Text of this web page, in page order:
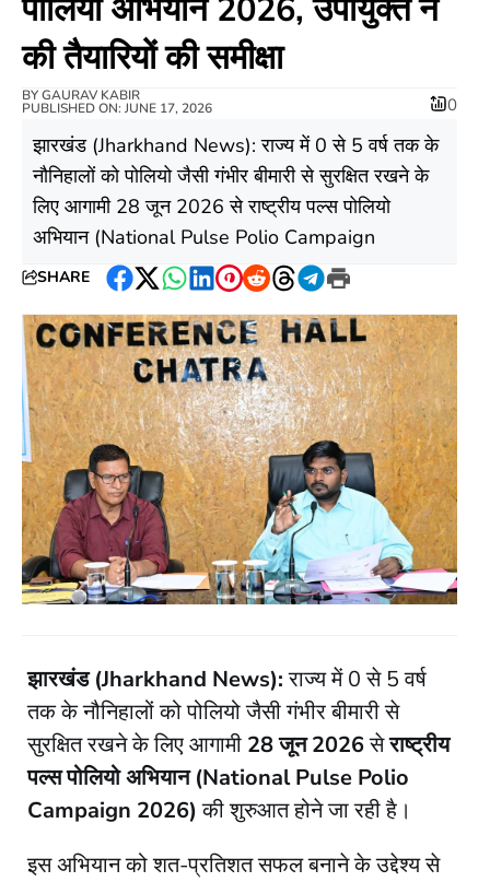
पोलियो अभियान 2026, उपायुक्त ने
की तैयारियों की समीक्षा
BYGAURAV KABIR
PUBLISHED ON: JUNE 17, 2026 0
​झारखंड (Jharkhand News): राज्य में 0 से 5 वर्ष तक के
नौनिहालों को पोलियो जैसी गंभीर बीमारी से सुरक्षित रखने के
लिए आगामी 28 जून 2026 से राष्ट्रीय पल्स पोलियो
अभियान (National Pulse Polio Campaign
SHARE
Facebook
Twitter
WhatsApp
LinkedIn
Pinterest
RedditThreads
Telegram
Print
झारखंड (Jharkhand News):राज्य में 0 से 5 वर्ष
तक के नौनिहालों को पोलियो जैसी गंभीर बीमारी से
सुरक्षित रखने के लिए आगामी 28 जून 2026सेराष्ट्रीय
पल्स पोलियो अभियान (National Pulse Polio
Campaign 2026)की शुरुआत होने जा रही है।
​इस अभियान को शत-प्रतिशत सफल बनाने के उद्देश्य से